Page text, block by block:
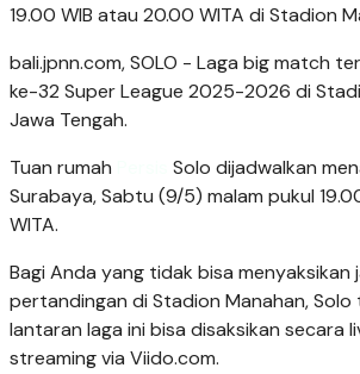
19.00 WIB atau 20.00 WITA di Stadion
bali.jpnn.com, SOLO - Laga big match
ke-32 Super League 2025-2026 di
Jawa Tengah.
Tuan rumah
Solo dijadwalkan
Surabaya, Sabtu (9/5) malam pukul
WITA.
Bagi Anda yang tidak bisa menyaksikan
pertandingan di Stadion Manahan,
lantaran laga ini bisa disaksikan secara
streaming via Viido.com.